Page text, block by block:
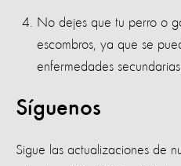
No dejes que tu perro o
escombros, ya que se
enfermedades secundarias.
Síguenos
Sigue las actualizaciones de